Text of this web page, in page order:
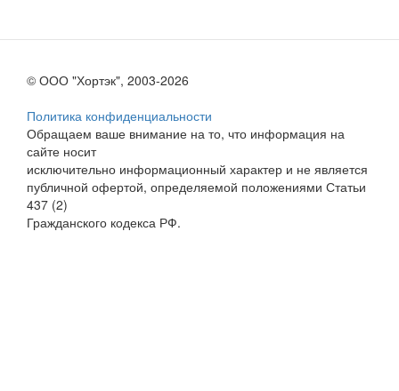
© ООО "Хортэк", 2003-2026
Политика конфиденциальности
Обращаем ваше внимание на то, что информация на
сайте носит
исключительно информационный характер и не является
публичной офертой, определяемой положениями Статьи
437 (2)
Гражданского кодекса РФ.